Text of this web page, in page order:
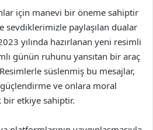
için manevi bir öneme sahiptir
sevdiklerimizle paylaşılan dualar
yılında hazırlanan yeni resimli
günün ruhunu yansıtan bir araç
Resimlerle süslenmiş bu mesajlar,
ve onlara moral
etkiye sahiptir.